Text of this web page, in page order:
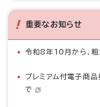
重要なお知らせ
令和8年10月から、
プレミアム付電子商
で